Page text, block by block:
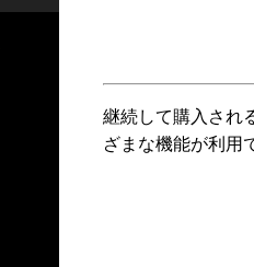
継続して購入され
ざまな機能が利用